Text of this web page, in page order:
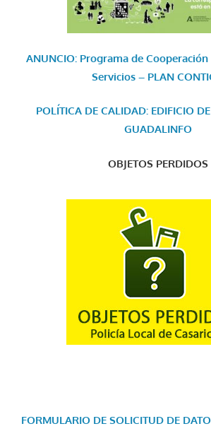
ANUNCIO: Programa de
Servicios – PLAN
POLÍTICA DE CALIDAD: EDIFICIO
GUADALINFO
OBJETOS PERDIDOS
FORMULARIO DE SOLICITUD DE